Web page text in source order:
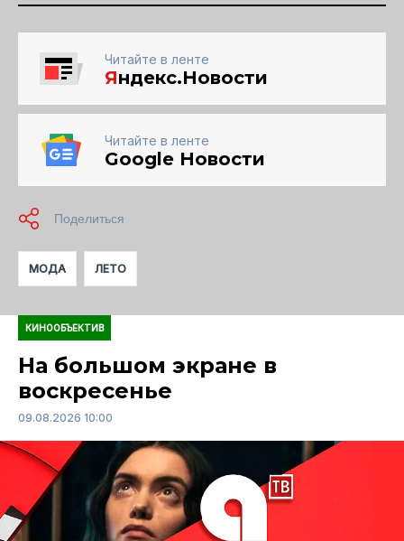
Читайте в ленте
Яндекс.Новости
Читайте в ленте
Google Новости
МОДА ЛЕТО
КИНООБЪЕКТИВ
На большом экране в
воскресенье
09.08.2026 10:00